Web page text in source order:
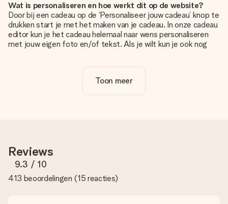
Wat is personaliseren en hoe werkt dit op de website?
Door bij een cadeau op de ‘Personaliseer jouw cadeau’ knop te
drukken start je met het maken van je cadeau. In onze cadeau
editor kun je het cadeau helemaal naar wens personaliseren
met jouw eigen foto en/of tekst. Als je wilt kun je ook nog
Is personalisatie in de prijs inbegrepen?
De prijs die op de website wordt getoond is inclusief de
te gebruiken. Als je niet zeker bent over de kwaliteit van je
foto, neem dan contact op met onze klantenservice en stuur
je foto mee met het cadeau dat je wilt bestellen. Zij kunnen
de kwaliteit dan voor je controleren!
Toon meer
Reviews
9.3 / 10
413 beoordelingen (15 reacties)